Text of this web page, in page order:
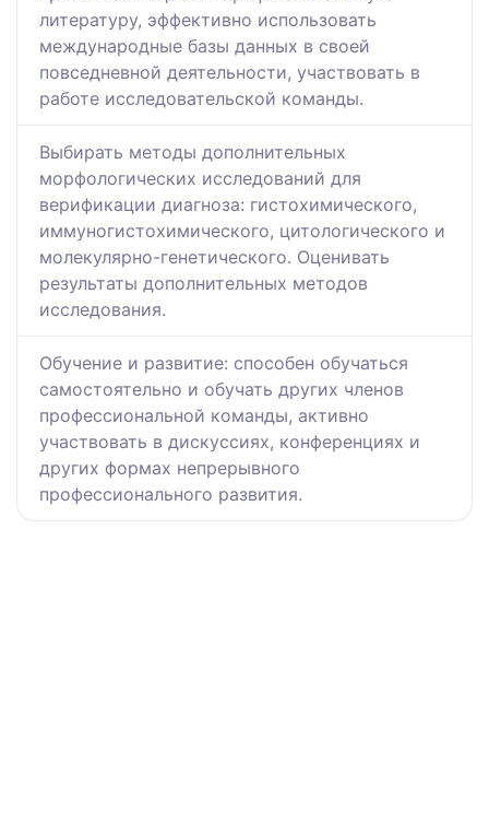
литературу, эффективно использовать
международные базы данных в своей
повседневной деятельности, участвовать в
работе исследовательской команды.
Выбирать методы дополнительных
морфологических исследований для
верификации диагноза: гистохимического,
иммуногистохимического, цитологического и
молекулярно-генетического. Оценивать
результаты дополнительных методов
исследования.
Обучение и развитие: способен обучаться
самостоятельно и обучать других членов
профессиональной команды, активно
участвовать в дискуссиях, конференциях и
других формах непрерывного
профессионального развития.